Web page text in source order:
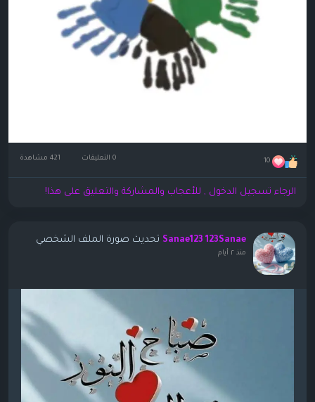
10 0 التعليقات
الرجاء تسجيل الدخول , للأعجاب والمشاركة والتعليق على هذا!
Sanae123 123Sanae تحديث صورة الملف الشخصي
منذ ٢ أيام